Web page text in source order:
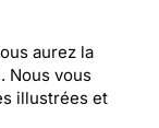
aurez la
Nous vous
illustrées et